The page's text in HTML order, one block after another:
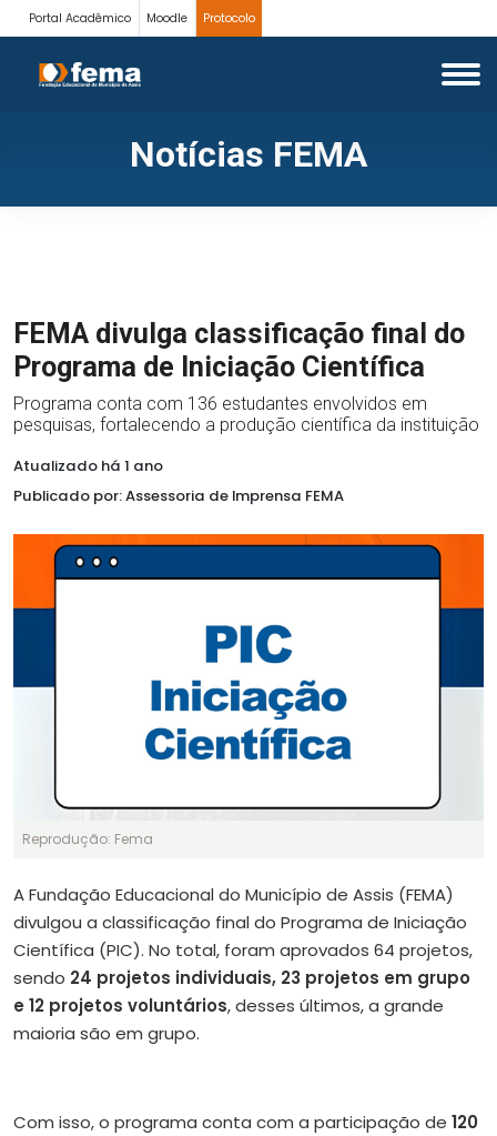
Portal Acadêmico Moodle Protocolo
Notícias FEMA
FEMA divulga classificação final do
Programa de Iniciação Científica
Programa conta com 136 estudantes envolvidos em
pesquisas, fortalecendo a produção científica da instituição
Atualizado há 1 ano
Publicado por: Assessoria de Imprensa FEMA
Reprodução: Fema
A Fundação Educacional do Município de Assis (FEMA)
divulgou a classificação final do Programa de Iniciação
Científica (PIC). No total, foram aprovados 64 projetos,
sendo 24 projetos individuais, 23 projetos em grupo
e 12 projetos voluntários, desses últimos, a grande
maioria são em grupo.
Com isso, o programa conta com a participação de 120